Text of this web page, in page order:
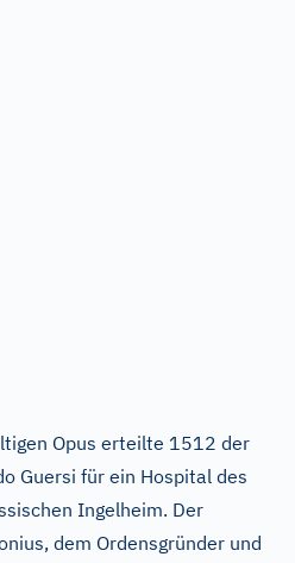
Opus erteilte 1512 der
Guersi für ein Hospital des
Ingelheim. Der
dem Ordensgründer und